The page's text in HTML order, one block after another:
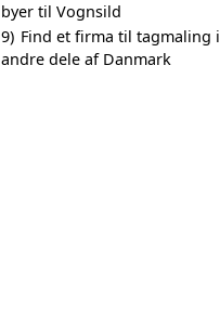
byer til Vognsild
9) Find et firma til tagmaling i
andre dele af Danmark